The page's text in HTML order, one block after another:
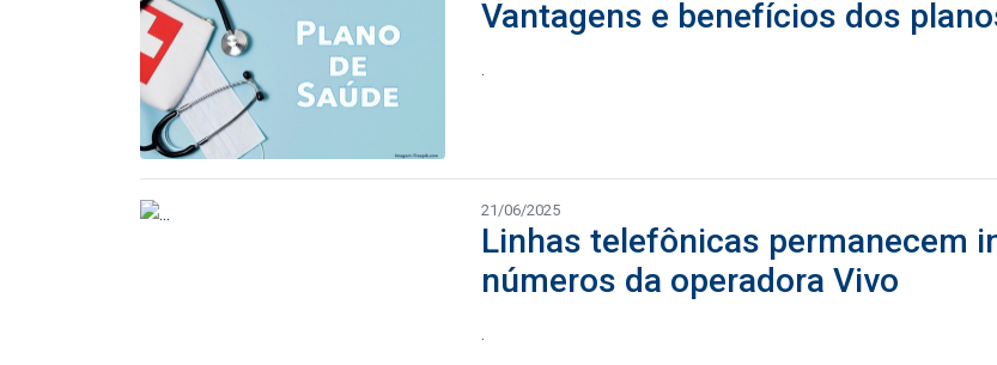
Vantagens e benefícios dos
.
21/06/2025
Linhas telefônicas permanecem
números da operadora Vivo
.